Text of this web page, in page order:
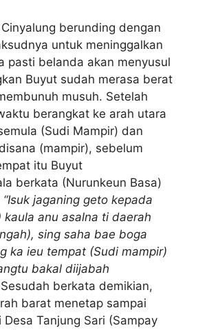
berunding dengan
untuk meninggalkan
pasti belanda akan menyusul
Buyut sudah merasa berat
musuh. Setelah
berangkat ke arah utara
(Sudi Mampir) dan
(mampir), sebelum
itu Buyut
berkata (Nurunkeun Basa)
“Isuk jaganing geto kepada
kaula anu asalna ti daerah
sing saha bae boga
ka ieu tempat (Sudi mampir)
bakal diijabah
Sesudah berkata demikian,
barat menetap sampai
Tanjung Sari (Sampay